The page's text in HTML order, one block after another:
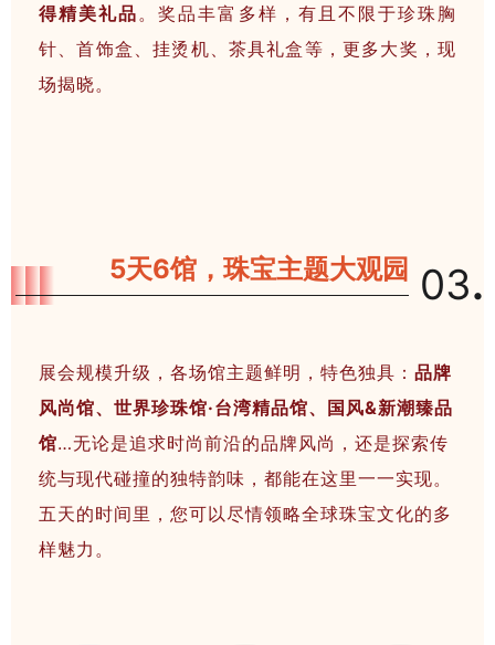
得精美礼品 。奖品丰富多样，有且不限于珍珠胸
针、首饰盒、挂烫机、茶具礼盒等，更多大奖，现
场揭晓。
5天6馆，珠宝主题大观园 03.
展会规模升级，各场馆主题鲜明，特色独具： 品牌
风尚馆、世界珍珠馆·台湾精品馆、国风&新潮臻品
馆…无论是追求时尚前沿的品牌风尚，还是探索传
统与现代碰撞的独特韵味，都能在这里一一实现。
五天的时间里，您可以尽情领略全球珠宝文化的多
样魅力。